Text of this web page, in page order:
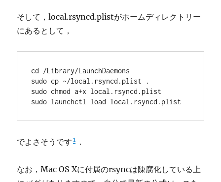
そして，local.rsyncd.plistがホームディレクトリー
にあるとして，
cd /Library/LaunchDaemons
sudo cp ~/local.rsyncd.plist .
sudo chmod a+x local.rsyncd.plist
sudo launchctl load local.rsyncd.plist
でよさそうです 1 ．
なお，Mac OS Xに付属のrsyncは陳腐化している上